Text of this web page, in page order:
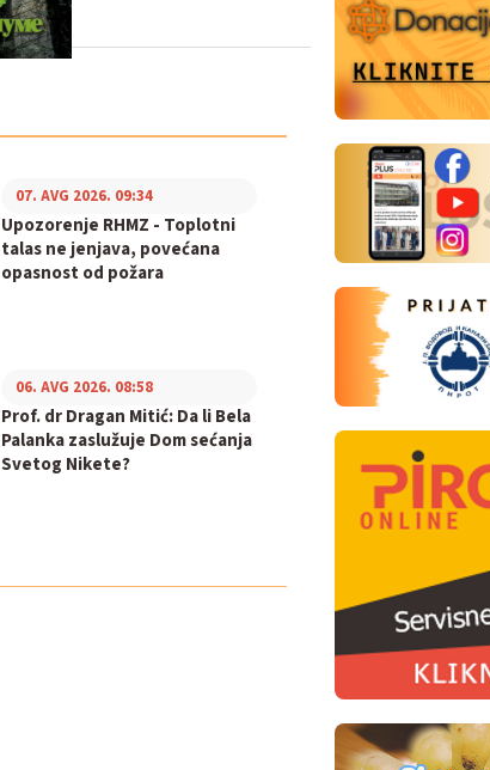
Upozorenje RHMZ - Toplotni
talas ne jenjava, povećana
opasnost od požara
07. AVG 2026. 09:34
Prof. dr Dragan Mitić: Da li Bela
Palanka zaslužuje Dom sećanja
Svetog Nikete?
06. AVG 2026. 08:58